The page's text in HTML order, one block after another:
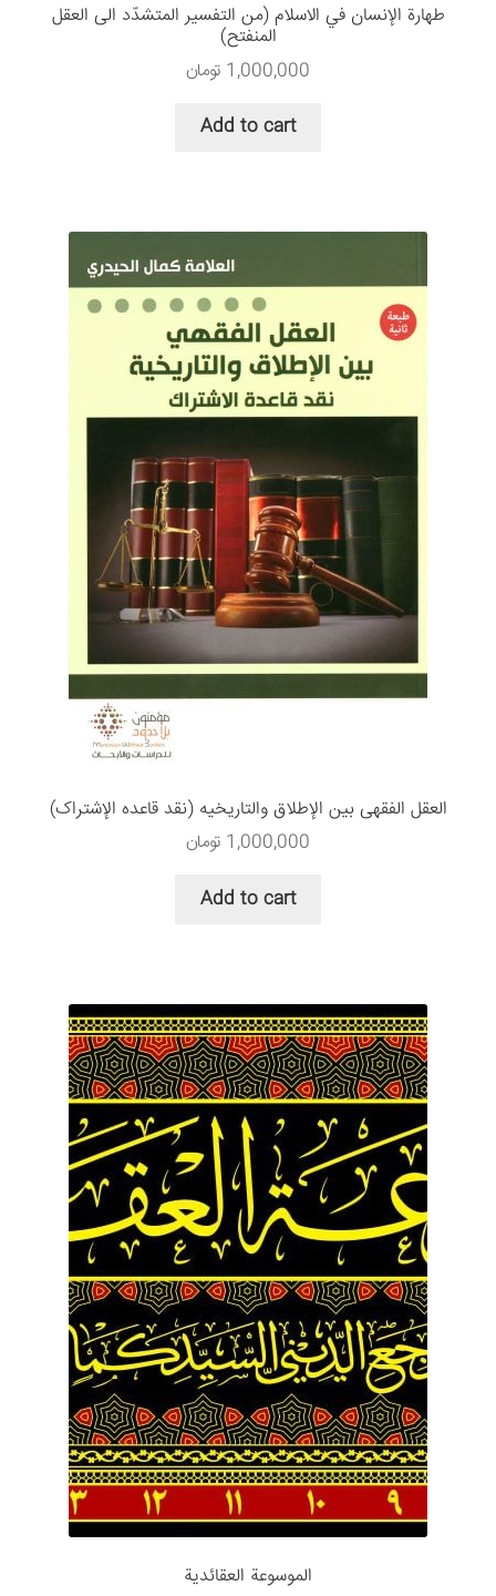
طهارة الإنسان في الاسلام (من التفسیر المتشدّد الی العقل
المنفتح)
1,000,000 تومان
Add to cart
العقل الفقهی بین الإطلاق والتاریخیه (نقد قاعده الإشتراک)
1,000,000 تومان
Add to cart
الموسوعة العقائدیة